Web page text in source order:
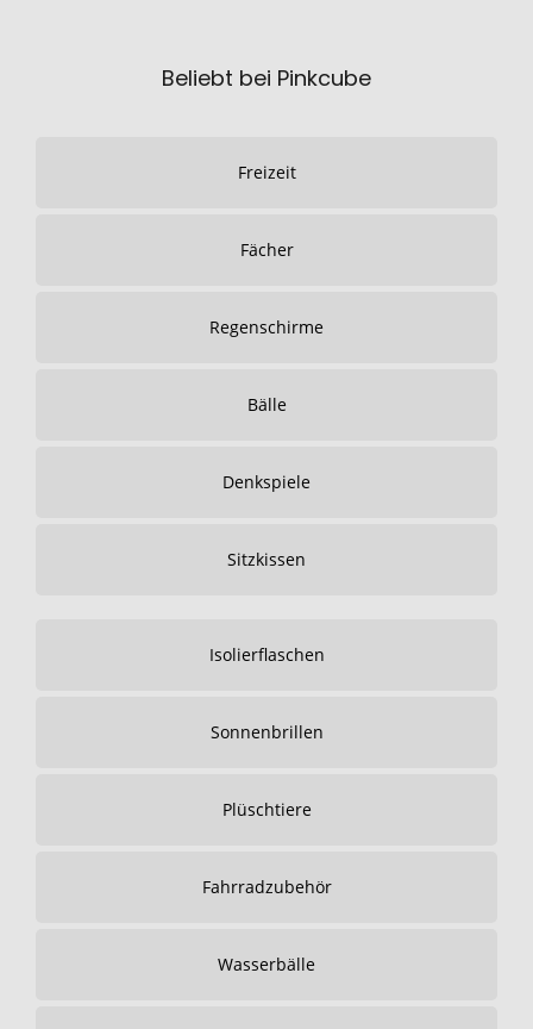
Beliebt bei Pinkcube
Freizeit
Fächer
Regenschirme
Bälle
Denkspiele
Sitzkissen
Isolierflaschen
Sonnenbrillen
Plüschtiere
Fahrradzubehör
Wasserbälle